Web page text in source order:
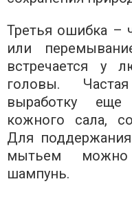
Третья ошибка –
или
встречается у
головы.
выработку еще
кожного сала,
Для
мытьем можно
шампунь.